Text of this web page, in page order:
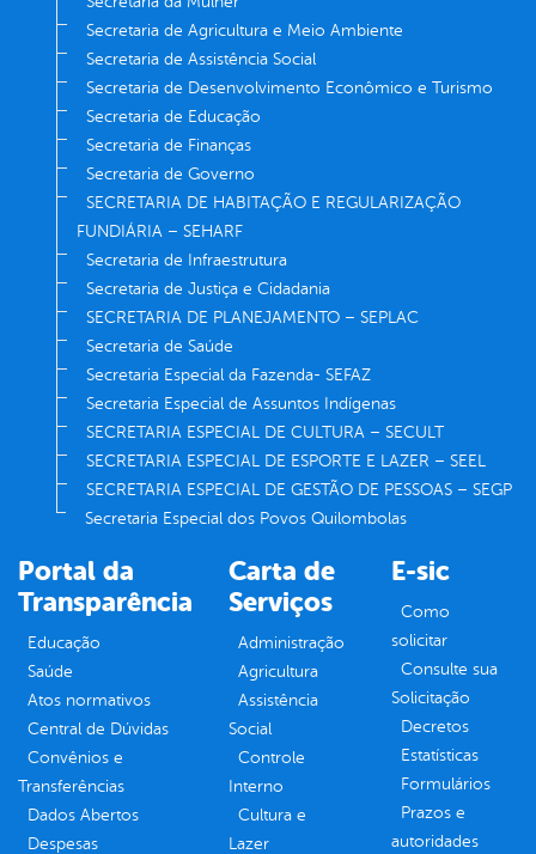
Secretaria de Agricultura e Meio Ambiente
Secretaria de Assistência Social
Secretaria de Desenvolvimento Econômico e Turismo
Secretaria de Educação
Secretaria de Finanças
Secretaria de Governo
SECRETARIA DE HABITAÇÃO E REGULARIZAÇÃO
FUNDIÁRIA – SEHARF
Secretaria de Infraestrutura
Secretaria de Justiça e Cidadania
SECRETARIA DE PLANEJAMENTO – SEPLAC
Secretaria de Saúde
Secretaria Especial da Fazenda- SEFAZ
Secretaria Especial de Assuntos Indígenas
SECRETARIA ESPECIAL DE CULTURA – SECULT
SECRETARIA ESPECIAL DE ESPORTE E LAZER – SEEL
SECRETARIA ESPECIAL DE GESTÃO DE PESSOAS – SEGP
Secretaria Especial dos Povos Quilombolas
Portal da
Transparência
Educação
Saúde
Atos normativos
Central de Dúvidas
Convênios e
Transferências
Dados Abertos
Despesas
Carta de
Serviços
Administração
Agricultura
Assistência
Social
Controle
Interno
Cultura e
Lazer
E-sic
Como
solicitar
Consulte sua
Solicitação
Decretos
Estatísticas
Formulários
Prazos e
autoridades